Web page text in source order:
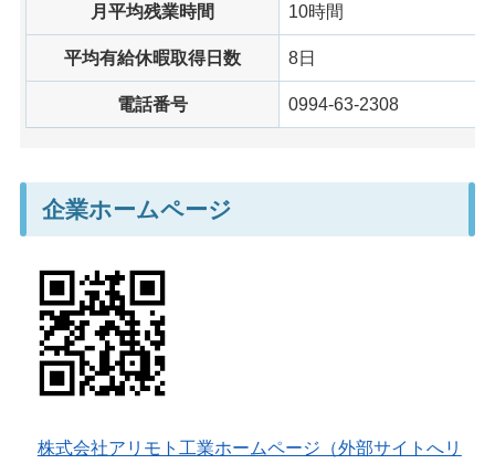
月平均残業時間 10時間
平均有給休暇取得日数 8日
電話番号 0994-63-2308
企業ホームページ
株式会社アリモト工業ホームページ（外部サイトへリ